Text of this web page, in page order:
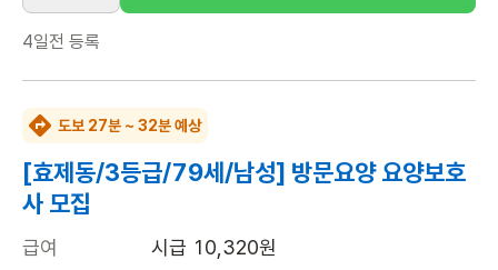
4일전 등록
도보 27분 ~ 32분 예상
[효제동/3등급/79세/남성] 방문요양 요양보호
사 모집
급여
시급 10,320원